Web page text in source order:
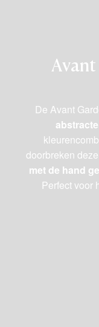
De Avant
doorbreken
met de hand
Perfect voor